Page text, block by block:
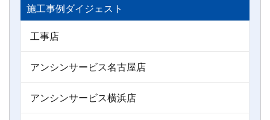
施工事例ダイジェスト
工事店
アンシンサービス名古屋店
アンシンサービス横浜店